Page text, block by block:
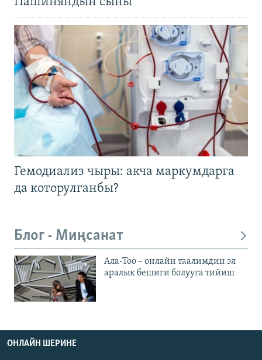
Гемодиализ чыры: акча маркумдарга
да которулганбы?
Блог - Миңсанат
Ала-Тоо – онлайн таалимдин эл
аралык бешиги болууга тийиш
ОНЛАЙН ШЕРИНЕ